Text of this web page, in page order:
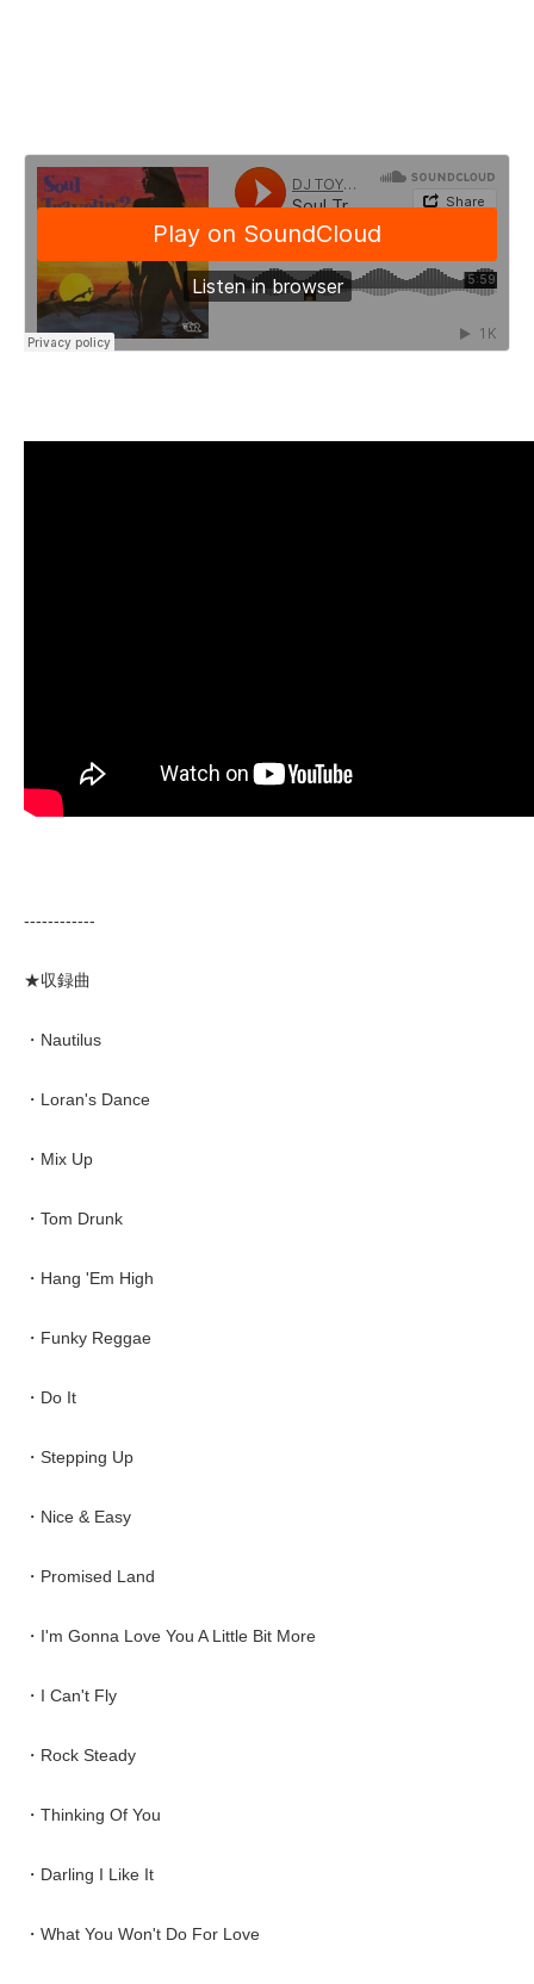
------------
★収録曲
・Nautilus
・Loran's Dance
・Mix Up
・Tom Drunk
・Hang 'Em High
・Funky Reggae
・Do It
・Stepping Up
・Nice & Easy
・Promised Land
・I'm Gonna Love You A Little Bit More
・I Can't Fly
・Rock Steady
・Thinking Of You
・Darling I Like It
・What You Won't Do For Love